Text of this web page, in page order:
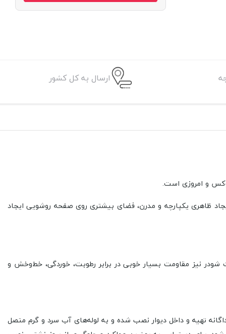
ارسال به کل کشور
و امروزی است.
ظاهری یکپارچه و مدرن، فضای بیشتری روی صفحه روشویی ایجاد
نیز مقاومت بسیار خوبی در برابر رطوبت، خوردگی، خط‌وخش و
تهیه و داخل دیوار نصب شده و به لوله‌های آب سرد و گرم متصل